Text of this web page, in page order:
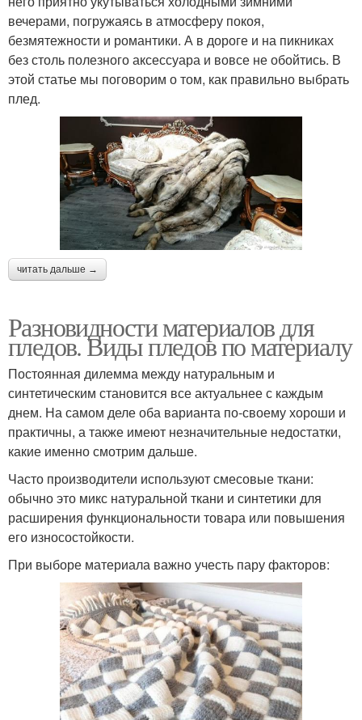
вечерами, погружаясь в атмосферу покоя,
безмятежности и романтики. А в дороге и на пикниках
без столь полезного аксессуара и вовсе не обойтись. В
этой статье мы поговорим о том, как правильно выбрать
плед.
читать дальше →
Разновидности материалов для
пледов. Виды пледов по материалу
Постоянная дилемма между натуральным и
синтетическим становится все актуальнее с каждым
днем. На самом деле оба варианта по-своему хороши и
практичны, а также имеют незначительные недостатки,
какие именно смотрим дальше.
Часто производители используют смесовые ткани:
обычно это микс натуральной ткани и синтетики для
расширения функциональности товара или повышения
его износостойкости.
При выборе материала важно учесть пару факторов: